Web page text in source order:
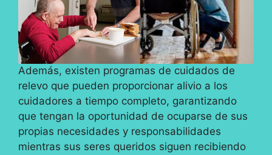
Además, existen programas de cuidados de
relevo que pueden proporcionar alivio a los
cuidadores a tiempo completo, garantizando
que tengan la oportunidad de ocuparse de sus
propias necesidades y responsabilidades
mientras sus seres queridos siguen recibiendo